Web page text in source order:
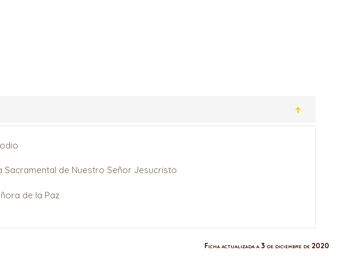
Sacramental de Nuestro Señor Jesucristo
de la Paz
Ficha actualizada a 3 de diciembre de 2020